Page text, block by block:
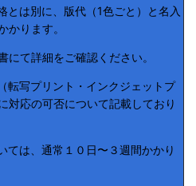
は別に、版代（1色ごと）と名入
かります。
て詳細をご確認ください。
転写プリント・インクジェットプ
対応の可否について記載しており
は、通常１０日〜３週間かかり